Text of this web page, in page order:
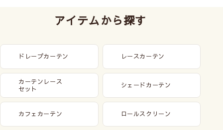
アイテムから探す
ドレープカーテン レースカーテン
カーテンレース
セット
シェードカーテン
カフェカーテン ロールスクリーン